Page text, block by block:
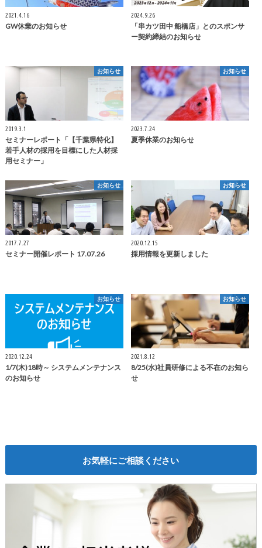
2021.4.16
GW休業のお知らせ
2024.9.26
「串カツ田中 船橋店」とのスポンサ
ー契約締結のお知らせ
お知らせ
2019.3.1
セミナーレポート「【千葉県特化】
若手人材の採用を目標にした人材採
用セミナー」
お知らせ
2023.7.24
夏季休業のお知らせ
お知らせ
2017.7.27
セミナー開催レポート 17.07.26
お知らせ
2020.12.15
採用情報を更新しました
お知らせ
2020.12.24
1/7(木)18時～ システムメンテナンス
のお知らせ
お知らせ
2021.8.12
8/25(水)社員研修による不在のお知ら
せ
お気軽にご相談ください